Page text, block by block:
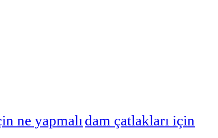
ne yapmalı dam çatlakları için